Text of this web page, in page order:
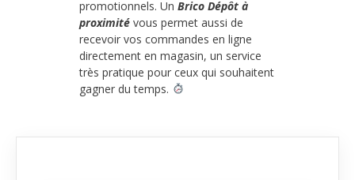
promotionnels. Un Brico Dépôt à
proximité vous permet aussi de
recevoir vos commandes en ligne
directement en magasin, un service
très pratique pour ceux qui souhaitent
gagner du temps.